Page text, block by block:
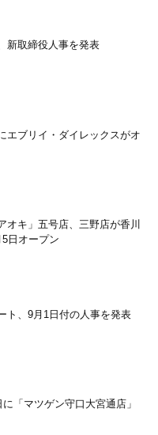
新取締役人事を発表
エブリイ・ダイレックスがオ
オキ」五号店、三野店が香川
日オープン
ト、9月1日付の人事を発表
「マツゲン守口大宮通店」